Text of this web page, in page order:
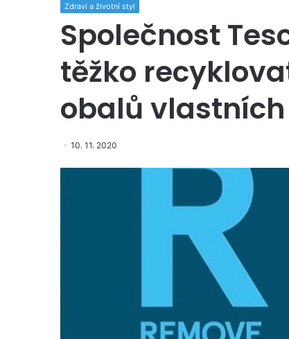
Zdraví a životní styl
Společnost
těžko
obalů
10. 11. 2020